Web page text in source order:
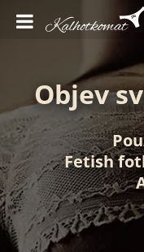
Objev
Fetish